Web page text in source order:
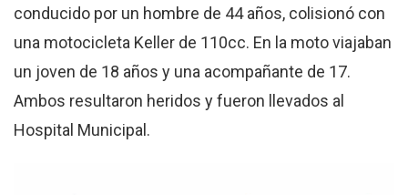
conducido por un hombre de 44 años, colisionó con
una motocicleta Keller de 110cc. En la moto viajaban
un joven de 18 años y una acompañante de 17.
Ambos resultaron heridos y fueron llevados al
Hospital Municipal .